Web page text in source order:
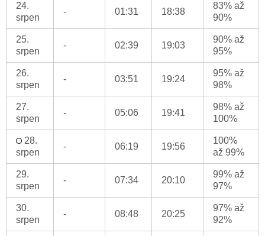
24.
srpen
- 01:31 18:38
83% až
90%
25.
srpen
- 02:39 19:03
90% až
95%
26.
srpen
- 03:51 19:24
95% až
98%
27.
srpen
- 05:06 19:41
98% až
100%
28.
srpen
- 06:19 19:56
100%
až 99%
29.
srpen
- 07:34 20:10
99% až
97%
30.
srpen
- 08:48 20:25
97% až
92%